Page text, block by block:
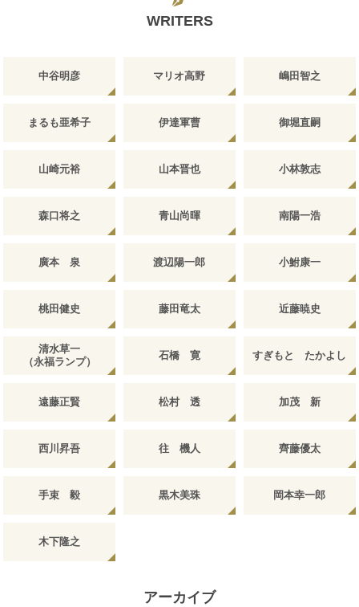
WRITERS
中谷明彦 マリオ高野 嶋田智之
まるも亜希子 伊達軍曹 御堀直嗣
山崎元裕 山本晋也 小林敦志
森口将之 青山尚暉 南陽一浩
廣本 泉 渡辺陽一郎 小鮒康一
桃田健史 藤田竜太 近藤暁史
清水草一
（永福ランプ）
石橋 寛 すぎもと たかよし
遠藤正賢 松村 透 加茂 新
西川昇吾 往 機人 齊藤優太
手束 毅 黒木美珠 岡本幸一郎
木下隆之
アーカイブ